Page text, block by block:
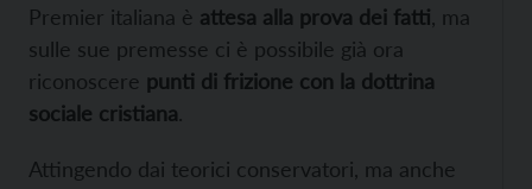
Premier italiana è attesa alla prova dei fatti , ma
sulle sue premesse ci è possibile già ora
riconoscere punti di frizione con la dottrina
sociale cristiana.
Attingendo dai teorici conservatori, ma anche